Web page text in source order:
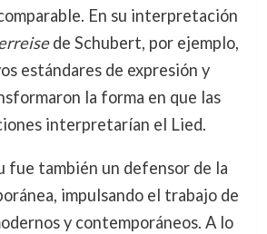
En su interpretación
de Schubert, por ejemplo,
estándares de expresión y
la forma en que las
interpretarían el Lied.
fue también un defensor de la
impulsando el trabajo de
y contemporáneos. A lo